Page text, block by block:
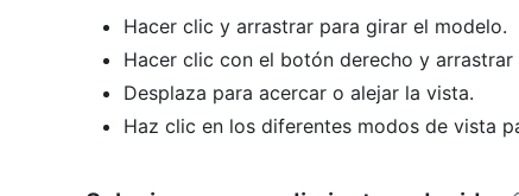
Hacer clic y arrastrar para girar el modelo.
Hacer clic con el botón derecho y
Desplaza para acercar o alejar la vista.
Haz clic en los diferentes modos de vista